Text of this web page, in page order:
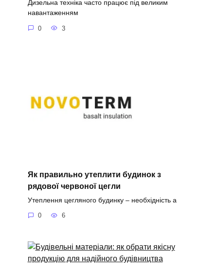
Дизельна техніка часто працює під великим
навантаженням
0 3
Як правильно утеплити будинок з
рядової червоної цегли
Утеплення цегляного будинку – необхідність а
0 6